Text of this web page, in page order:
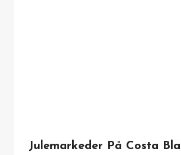
Julemarkeder På Costa